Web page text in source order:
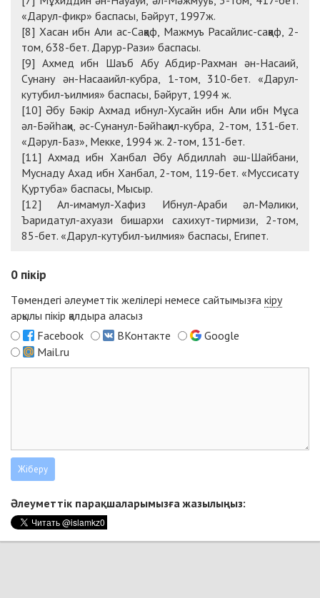
«Дарул-фикр» баспасы, Бәйрут, 1997ж.
[8] Хасан ибн Али ас-Саққаф, Мажмуъ Расайлис-саққаф, 2-
том, 638-бет. Дарур-Рази» баспасы.
[9] Ахмед ибн Шаъб Абу Абдир-Рахман ән-Насаий,
Сунану ән-Насааийл-кубра, 1-том, 310-бет. «Дарул-
кутубил-ъилмия» баспасы, Бәйрут, 1994 ж.
[10] Әбу Бәкір Ахмад ибнул-Хусайн ибн Али ибн Мұса
әл-Бәйһақи, әс-Сунанул-Бәйһақил-кубра, 2-том, 131-бет.
«Дәрул-Баз», Мекке, 1994 ж. 2-том, 131-бет.
[11] Ахмад ибн Ханбал Әбу Абдиллаһ әш-Шайбани,
Муснаду Ахад ибн Ханбал, 2-том, 119-бет. «Муссисату
Қуртуба» баспасы, Мысыр.
[12] Ал-имамул-Хафиз Ибнул-Араби әл-Мәлики,
Ъаридатул-ахуази бишархи сахихут-тирмизи, 2-том,
85-бет. «Дарул-кутубил-ъилмия» баспасы, Египет.
0 пікір
Төмендегі әлеуметтік желілері немесе сайтымызға кіру
арқылы пікір қалдыра аласыз
Facebook
ВКонтакте
Google
Mail.ru
Әлеуметтік парақшаларымызға жазылыңыз: